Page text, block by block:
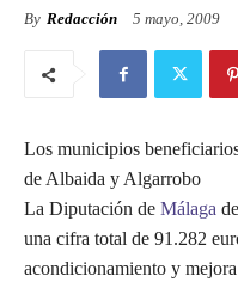
By Redacción 5 mayo, 2009
Los municipios
de Albaida y Algarrobo
La Diputación de Málaga
una cifra total de 91.282
acondicionamiento y